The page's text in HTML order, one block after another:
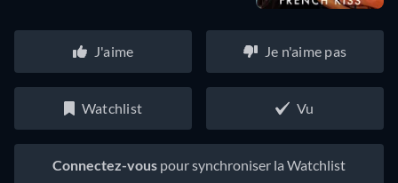
J'aime Je n'aime pas
Watchlist Vu
Connectez-vous pour synchroniser la Watchlist